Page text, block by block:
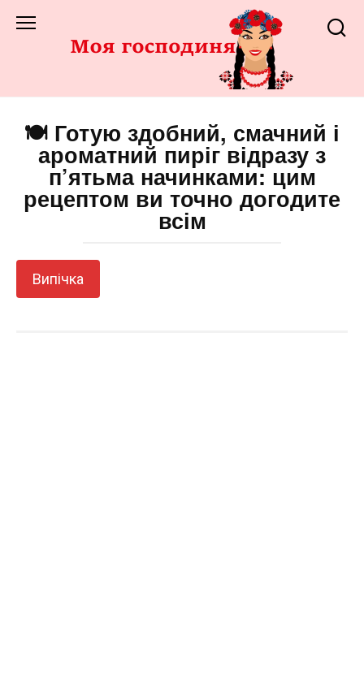
до
🍽️ Готую здобний, смачний і
ароматний пиріг відразу з
п’ятьма начинками: цим
рецептом ви точно догодите
всім
Випічка